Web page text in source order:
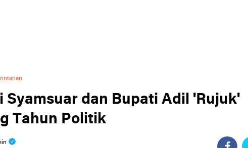
Syamsuar dan Bupati Adil 'Rujuk'
Tahun Politik